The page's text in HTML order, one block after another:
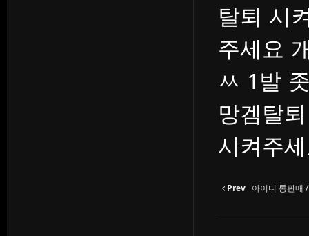
탈퇴 시
주세요
ㅆ 1발
망겜탈
시켜주
Prev 아이디 통판매